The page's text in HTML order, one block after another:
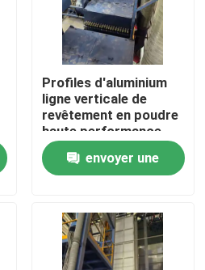
Profiles d'aluminium
ligne verticale de
revêtement en poudre
haute performance
envoyer une